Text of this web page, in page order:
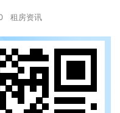
租房资讯